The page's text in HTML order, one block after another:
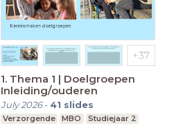
1. Thema 1 | Doelgroepen
Inleiding/ouderen
July 2026- 41 slides
Verzorgende MBO Studiejaar 2